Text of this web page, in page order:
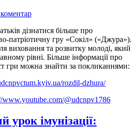
дізнатися більше про
патріотичну гру «Сокіл» («Джура»).
виховання та розвитку молоді, який
рівні. Більше інформації про
гри можна знайти за покликаннями:
rozdil-dzhura/
www.youtube.com/@udcnpv1786
урок імунізації: